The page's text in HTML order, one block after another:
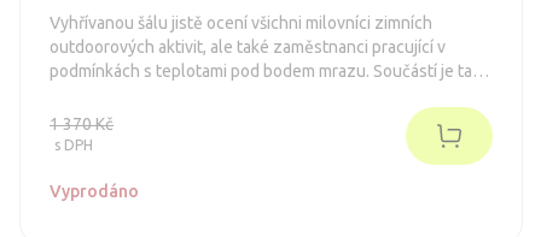
Vyhřívanou šálu jistě ocení všichni milovníci zimních
outdoorových aktivit, ale také zaměstnanci pracující v
podmínkách s teplotami pod bodem mrazu. Součástí je také
1 370 Kč
s DPH
Vyprodáno